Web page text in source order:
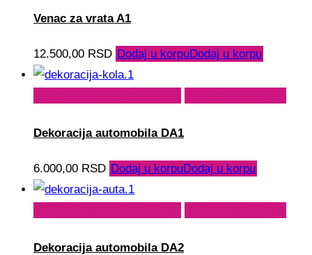
Venac za vrata A1
12.500,00 RSD Dodaj u korpuDodaj u korpu
Dekoracija automobila DA1
6.000,00 RSD Dodaj u korpuDodaj u korpu
Dekoracija automobila DA2